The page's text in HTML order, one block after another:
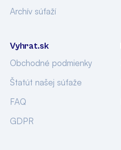
Archív súťaží
Vyhrat.sk
Obchodné podmienky
Štatút našej súťaže
FAQ
GDPR